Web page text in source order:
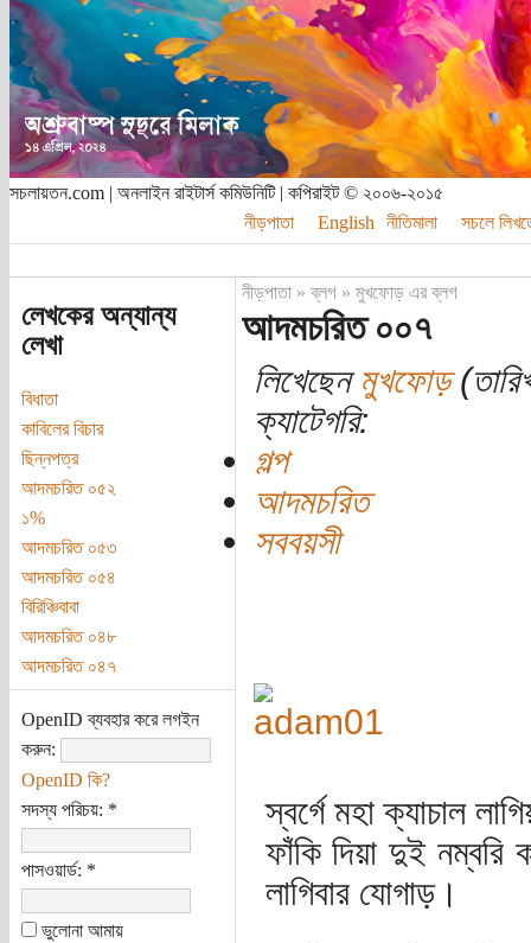
সচলায়তন.com | অনলাইন রাইটার্স কমিউনিটি | কপিরাইট © ২০০৬-২০১৫
নীড়পাতা
English নীতিমালা সচলে
লেখকের অন্যান্য
লেখা
বিধাতা
কাবিলের বিচার
ছিন্নপত্র
আদমচরিত ০৫২
১%
আদমচরিত ০৫৩
আদমচরিত ০৫৪
বিরিঞ্চিবাবা
আদমচরিত ০৪৮
আদমচরিত ০৪৭
OpenID ব্যবহার করে লগইন
করুন:
OpenID কি?
সদস্য পরিচয়: *
পাসওয়ার্ড: *
ভুলোনা আমায়
নীড়পাতা»ব্লগ» মুখফোড় এর ব্লগ
আদমচরিত ০০৭
লিখেছেনমুখফোড়
ক্যাটেগরি:
গল্প
আদমচরিত
সববয়সী
স্বর্গে মহা ক্যাচাল
ফাঁকি দিয়া দুই
লাগিবার যোগাড়।